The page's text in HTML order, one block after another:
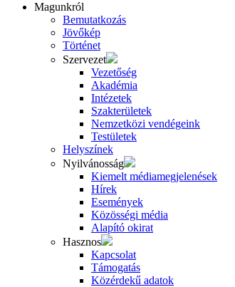
Magunkról
Bemutatkozás
Jövőkép
Történet
Szervezet
Vezetőség
Akadémia
Intézetek
Szakterületek
Nemzetközi vendégeink
Testületek
Helyszínek
Nyilvánosság
Kiemelt médiamegjelenések
Hírek
Események
Közösségi média
Alapító okirat
Hasznos
Kapcsolat
Támogatás
Közérdekű adatok